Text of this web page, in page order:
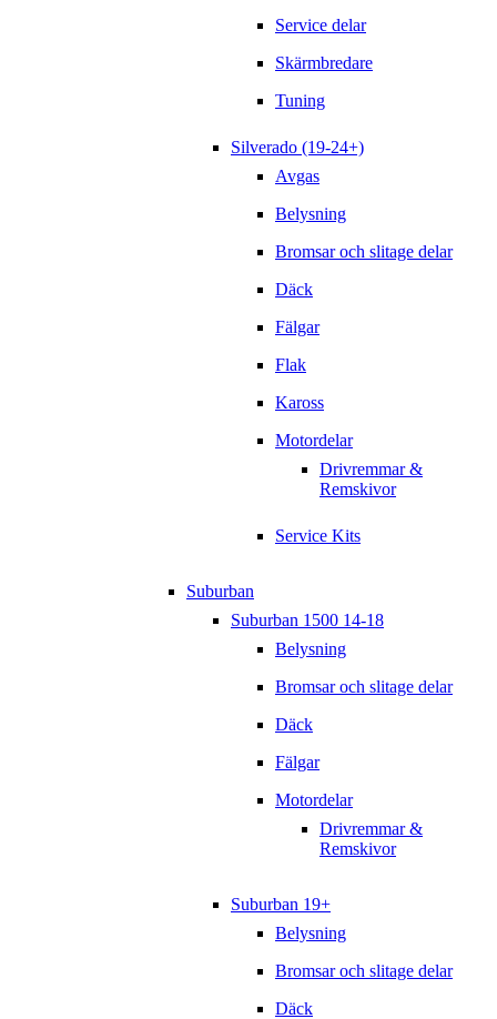
Service delar
Skärmbredare
Tuning
Silverado (19-24+)
Avgas
Belysning
Bromsar och slitage delar
Däck
Fälgar
Flak
Kaross
Motordelar
Drivremmar &
Remskivor
Service Kits
Suburban
Suburban 1500 14-18
Belysning
Bromsar och slitage delar
Däck
Fälgar
Motordelar
Drivremmar &
Remskivor
Suburban 19+
Belysning
Bromsar och slitage delar
Däck